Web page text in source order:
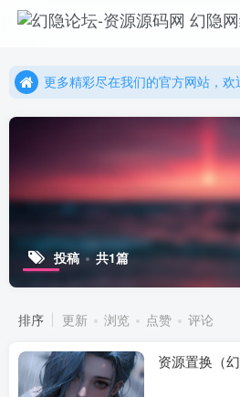
更多精彩尽在我们的官方网站，欢
更多精彩尽在我们的官方网站，欢
幻隐网络科技，感谢您的加入以
投稿 共1篇
排序 更新 浏览 点赞 评论
资源置换（